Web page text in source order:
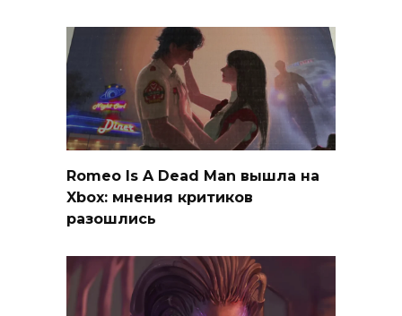
Romeo Is A Dead Man вышла на
Xbox: мнения критиков
разошлись